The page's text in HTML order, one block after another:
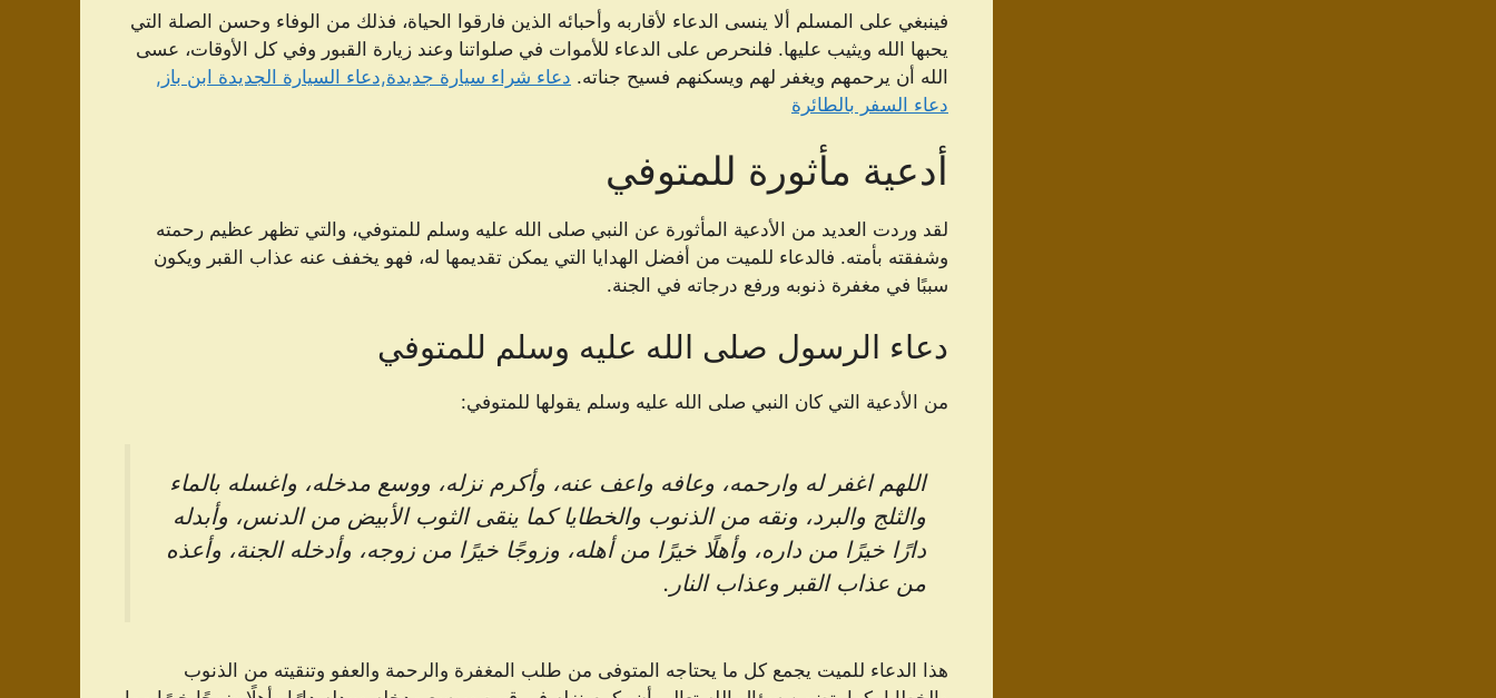
فينبغي على المسلم ألا ينسى الدعاء لأقاربه وأحبائه الذين فارقوا الحياة، فذلك من الوفاء وحسن الصلة التي
يحبها الله ويثيب عليها. فلنحرص على الدعاء للأموات في صلواتنا وعند زيارة القبور وفي كل الأوقات، عسى
الله أن يرحمهم ويغفر لهم ويسكنهم فسيح جناته. دعاء شراء سيارة جديدة,دعاء السيارة الجديدة ابن باز,
دعاء السفر بالطائرة
أدعية مأثورة للمتوفي
لقد وردت العديد من الأدعية المأثورة عن النبي صلى الله عليه وسلم للمتوفي، والتي تظهر عظيم رحمته
وشفقته بأمته. فالدعاء للميت من أفضل الهدايا التي يمكن تقديمها له، فهو يخفف عنه عذاب القبر ويكون
سببًا في مغفرة ذنوبه ورفع درجاته في الجنة.
دعاء الرسول صلى الله عليه وسلم للمتوفي
من الأدعية التي كان النبي صلى الله عليه وسلم يقولها للمتوفي:
اللهم اغفر له وارحمه، وعافه واعف عنه، وأكرم نزله، ووسع مدخله، واغسله بالماء
والثلج والبرد، ونقه من الذنوب والخطايا كما ينقى الثوب الأبيض من الدنس، وأبدله
دارًا خيرًا من داره، وأهلًا خيرًا من أهله، وزوجًا خيرًا من زوجه، وأدخله الجنة، وأعذه
من عذاب القبر وعذاب النار.
هذا الدعاء للميت يجمع كل ما يحتاجه المتوفى من طلب المغفرة والرحمة والعفو وتنقيته من الذنوب